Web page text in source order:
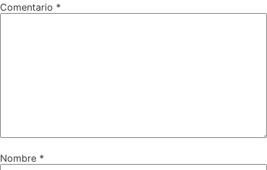
Comentario *
Nombre *